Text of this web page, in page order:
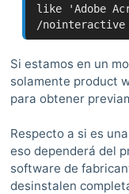
like 'Adobe
/nointeractive
Si estamos en un
solamente product
para obtener
Respecto a si es
eso dependerá del
software de
desinstalen